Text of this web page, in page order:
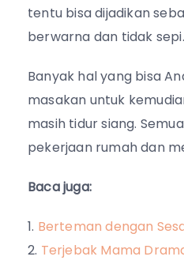
tentu bisa dijadikan
berwarna dan tidak sepi.
Banyak hal yang bisa
masakan untuk
masih tidur siang.
pekerjaan rumah dan
Baca juga:
Berteman dengan
Terjebak Mama